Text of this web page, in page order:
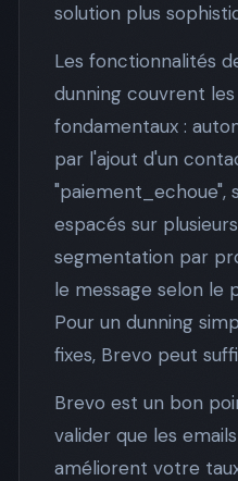
solution plus
Les fonctionnalités
dunning couvrent les
fondamentaux :
par l'ajout d'un
"paiement_echoue",
espacés sur
segmentation par
le message selon le
Pour un dunning
fixes, Brevo peut
Brevo est un bon
valider que les
améliorent votre